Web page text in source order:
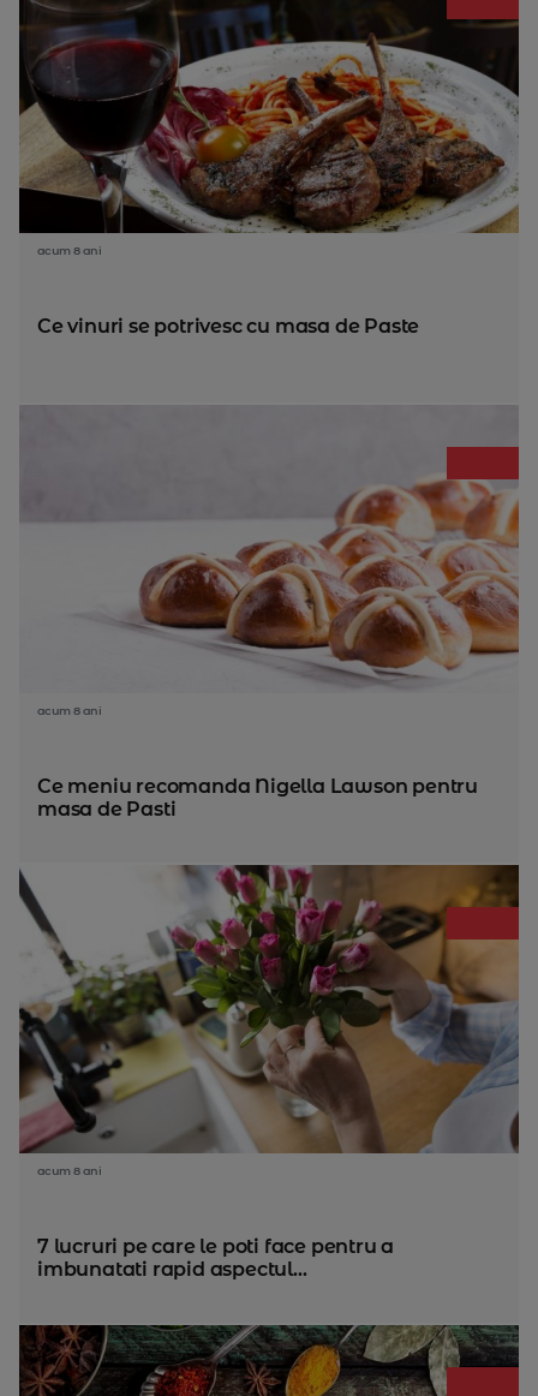
acum 8 ani
Ce vinuri se potrivesc cu masa de Paste
acum 8 ani
Ce meniu recomanda Nigella Lawson pentru
masa de Pasti
acum 8 ani
7 lucruri pe care le poti face pentru a
imbunatati rapid aspectul...